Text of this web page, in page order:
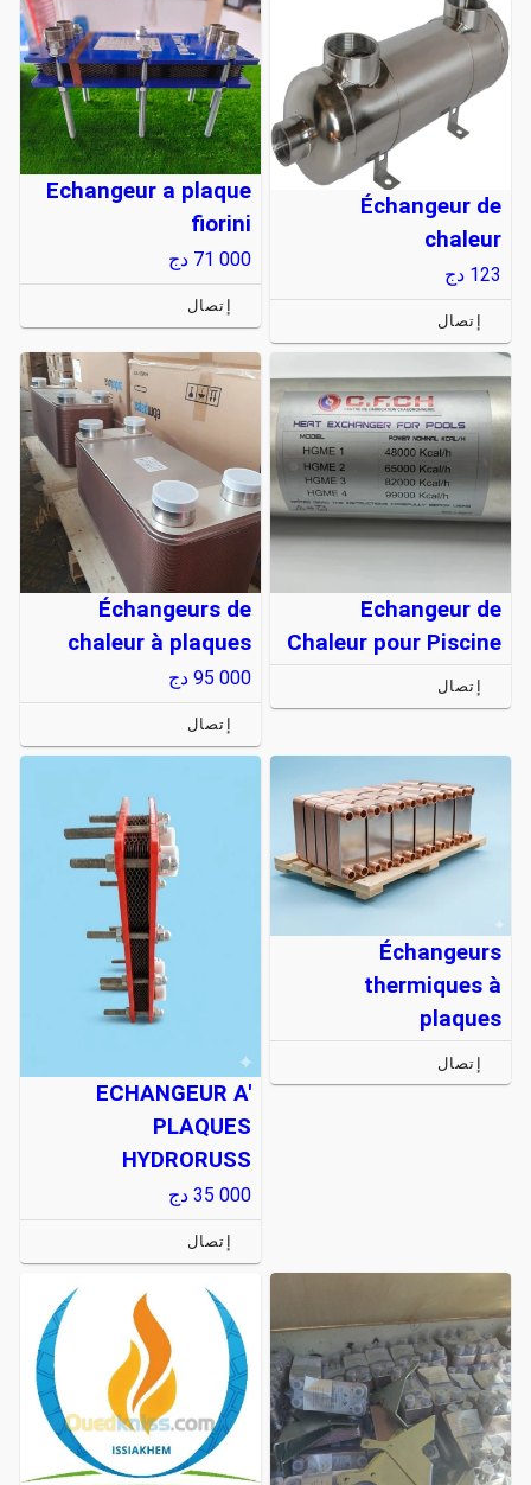
Échangeur de
chaleur
123 دج
إتصال
Echangeur a plaque
fiorini
71 000 دج
إتصال
Echangeur de
Chaleur pour Piscine
إتصال
Échangeurs de
chaleur à plaques
95 000 دج
إتصال
Échangeurs
thermiques à
plaques
إتصال
ECHANGEUR A'
PLAQUES
HYDRORUSS
35 000 دج
إتصال